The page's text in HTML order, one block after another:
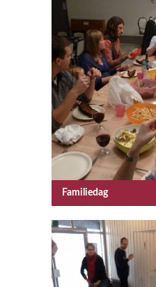
Familiedag